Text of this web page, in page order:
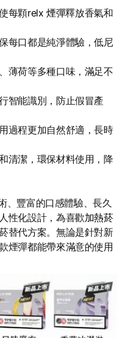
每顆relx 煙彈釋放香氣和
每口都是純淨體驗，低尼
薄荷等多種口味，滿足不
智能識別，防止假冒產
過程更加自然舒適，長時
清潔，環保材料使用，降
、豐富的口感體驗、長久
性化設計，為喜歡加熱菸
替代方案。無論是針對新
煙彈都能帶來滿意的使用